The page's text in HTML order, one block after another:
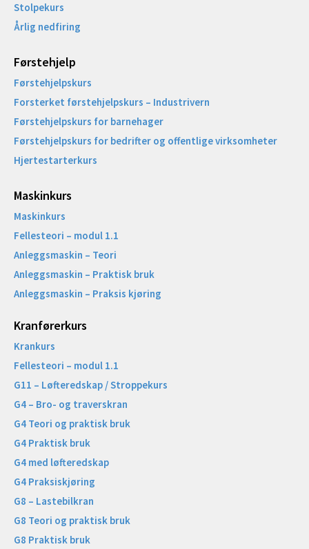
Stolpekurs
Årlig nedfiring
Førstehjelp
Førstehjelpskurs
Forsterket førstehjelpskurs – Industrivern
Førstehjelpskurs for barnehager
Førstehjelpskurs for bedrifter og offentlige virksomheter
Hjertestarterkurs
Maskinkurs
Maskinkurs
Fellesteori – modul 1.1
Anleggsmaskin – Teori
Anleggsmaskin – Praktisk bruk
Anleggsmaskin – Praksis kjøring
Kranførerkurs
Krankurs
Fellesteori – modul 1.1
G11 – Løfteredskap / Stroppekurs
G4 – Bro- og traverskran
G4 Teori og praktisk bruk
G4 Praktisk bruk
G4 med løfteredskap
G4 Praksiskjøring
G8 – Lastebilkran
G8 Teori og praktisk bruk
G8 Praktisk bruk